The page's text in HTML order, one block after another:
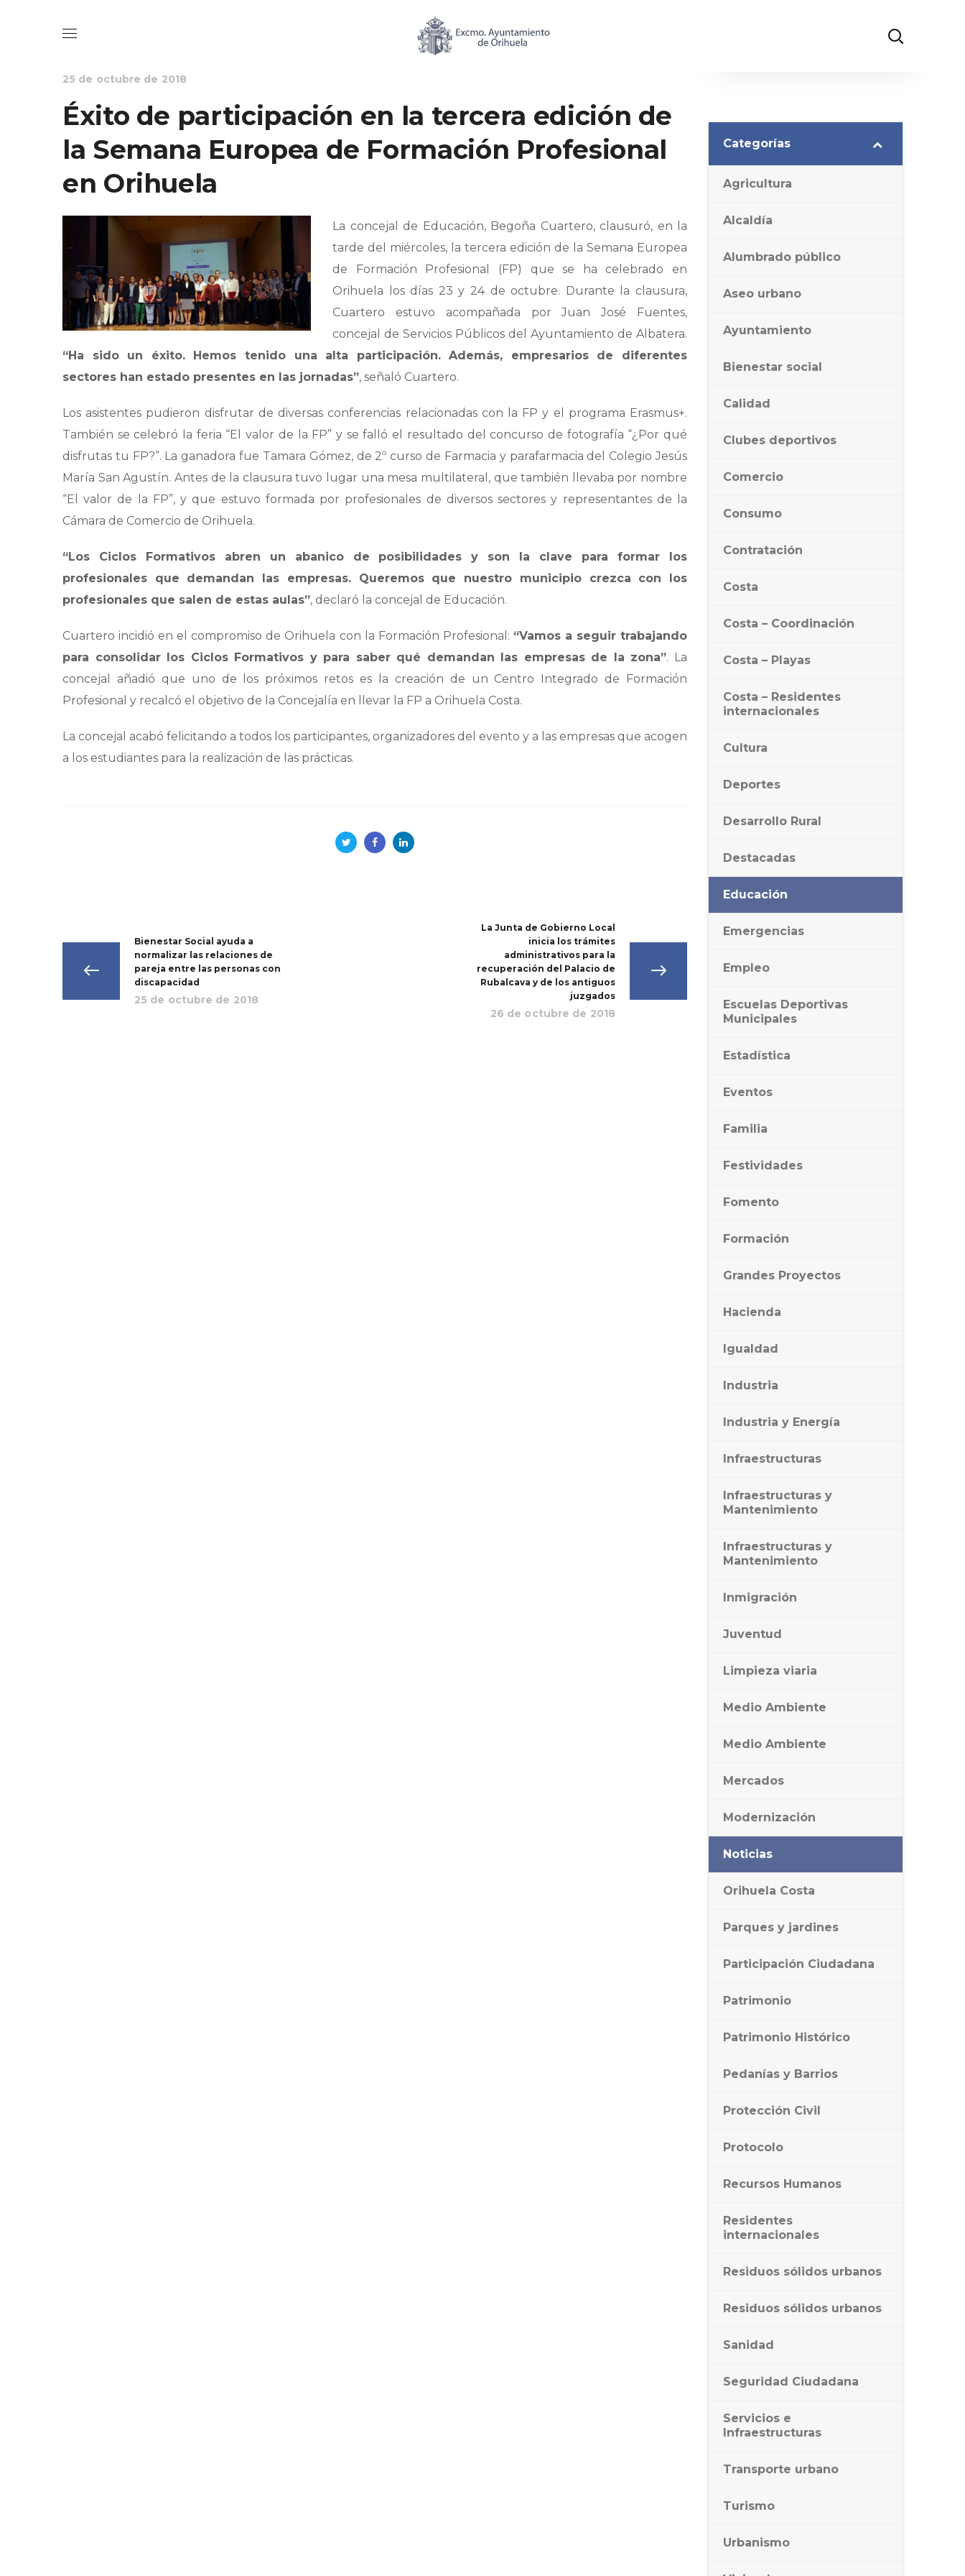
EDUCACIÓN
25 de octubre de 2018
Éxito de participación en la tercera edición de
la Semana Europea de Formación Profesional
en Orihuela
La concejal de Educación, Begoña Cuartero, clausuró, en la
tarde del miércoles, la tercera edición de la Semana Europea
de Formación Profesional (FP) que se ha celebrado en
Orihuela los días 23 y 24 de octubre. Durante la clausura,
Cuartero estuvo acompañada por Juan José Fuentes,
concejal de Servicios Públicos del Ayuntamiento de Albatera.
“Ha sido un éxito. Hemos tenido una alta participación. Además, empresarios de diferentes
sectores han estado presentes en las jornadas”, señaló Cuartero.
Los asistentes pudieron disfrutar de diversas conferencias relacionadas con la FP y el programa Erasmus+.
También se celebró la feria “El valor de la FP” y se falló el resultado del concurso de fotografía “¿Por qué
disfrutas tu FP?”. La ganadora fue Tamara Gómez, de 2º curso de Farmacia y parafarmacia del Colegio Jesús
María San Agustín. Antes de la clausura tuvo lugar una mesa multilateral, que también llevaba por nombre
“El valor de la FP”, y que estuvo formada por profesionales de diversos sectores y representantes de la
Cámara de Comercio de Orihuela.
“Los Ciclos Formativos abren un abanico de posibilidades y son la clave para formar los
profesionales que demandan las empresas. Queremos que nuestro municipio crezca con los
profesionales que salen de estas aulas”, declaró la concejal de Educación.
Cuartero incidió en el compromiso de Orihuela con la Formación Profesional: “Vamos a seguir trabajando
para consolidar los Ciclos Formativos y para saber qué demandan las empresas de la zona”. La
concejal añadió que uno de los próximos retos es la creación de un Centro Integrado de Formación
Profesional y recalcó el objetivo de la Concejalía en llevar la FP a Orihuela Costa.
La concejal acabó felicitando a todos los participantes, organizadores del evento y a las empresas que acogen
a los estudiantes para la realización de las prácticas.
Bienestar Social ayuda a
normalizar las relaciones de
pareja entre las personas con
discapacidad
25 de octubre de 2018
La Junta de Gobierno Local
inicia los trámites
administrativos para la
recuperación del Palacio de
Rubalcava y de los antiguos
juzgados
26 de octubre de 2018
Categorías
Agricultura
Alcaldía
Alumbrado público
Aseo urbano
Ayuntamiento
Bienestar social
Calidad
Clubes deportivos
Comercio
Consumo
Contratación
Costa
Costa – Coordinación
Costa – Playas
Costa – Residentes
internacionales
Cultura
Deportes
Desarrollo Rural
Destacadas
Educación
Emergencias
Empleo
Escuelas Deportivas
Municipales
Estadística
Eventos
Familia
Festividades
Fomento
Formación
Grandes Proyectos
Hacienda
Igualdad
Industria
Industria y Energía
Infraestructuras
Infraestructuras y
Mantenimiento
Infraestructuras y
Mantenimiento
Inmigración
Juventud
Limpieza viaria
Medio Ambiente
Medio Ambiente
Mercados
Modernización
Noticias
Orihuela Costa
Parques y jardines
Participación Ciudadana
Patrimonio
Patrimonio Histórico
Pedanías y Barrios
Protección Civil
Protocolo
Recursos Humanos
Residentes
internacionales
Residuos sólidos urbanos
Residuos sólidos urbanos
Sanidad
Seguridad Ciudadana
Servicios e
Infraestructuras
Transporte urbano
Turismo
Urbanismo